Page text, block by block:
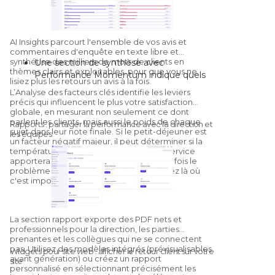
canal.
Sentiment :nombre d'avis positifs,
neutres et négatifs, ainsi qu'une
cartographie du sentiment établissement
par établissement.
Aperçu concurrentiel :un bilan
synthétique par rapport aux concurrents
configurés, avec un module Competitors
dédié pour un benchmarking plus
approfondi.
AI Insights parcourt l'ensemble de vos avis et
commentaires d'enquête en texte libre et
synthétise des milliers de mots de clients en
thèmes clairs et exploitables, pour que vous ne
lisiez plus les retours un avis à la fois.
Une section de synthèse avec
Performance Momentum indique quels
domaines opérationnels progressent et
lesquels reculent par rapport à la période
précédente.
« Ce qui fonctionne bien » et « Ce qu'il
faut améliorer » regroupent le sentiment
par catégorie ; cliquez sur une catégorie
pour voir les citations exactes et les sous-
thèmes qui la nourrissent.
L'AI génère des recommandations sur
mesure pour votre établissement, avec
un système de pouce vers le haut ou
vers le bas qui entraîne le modèle pour
votre propriété spécifique.
L’Analyse des facteurs clés identifie les leviers
précis qui influencent le plus votre satisfaction
globale, en mesurant non seulement ce dont
parlent les clients, mais aussi le poids de chaque
sujet dans leur note finale. Si le petit-déjeuner est
un facteur négatif majeur, il peut déterminer si la
température des plats ou la rapidité du service
apportera le plus grand gain de note une fois le
problème résolu, afin que vous investissiez là où
c'est important.
Rapports : partager la performance avec la direction et
les équipes
La section rapport exporte des PDF nets et
professionnels pour la direction, les parties
prenantes et les collègues qui ne se connectent
pas. Utilisez des modèles intégrés (prévisualisables
avant génération) ou créez un rapport
personnalisé en sélectionnant précisément les
Widgets pour site web : afficher le retour client sur votre
site